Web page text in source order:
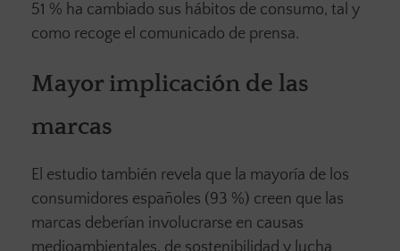
51 % ha cambiado sus hábitos de consumo, tal y
como recoge el comunicado de prensa.
Mayor implicación de las
marcas
El estudio también revela que la mayoría de los
consumidores españoles (93 %) creen que las
marcas deberían involucrarse en causas
medioambientales, de sostenibilidad y lucha